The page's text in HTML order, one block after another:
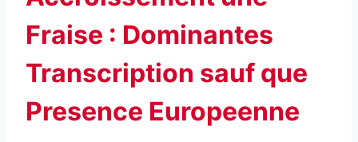
Fraise : Dominantes
Transcription sauf que
Presence Europeenne